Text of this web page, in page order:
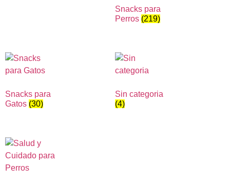
Snacks para
Perros (219)
Snacks para
Gatos (30)
Sin categoria
(4)